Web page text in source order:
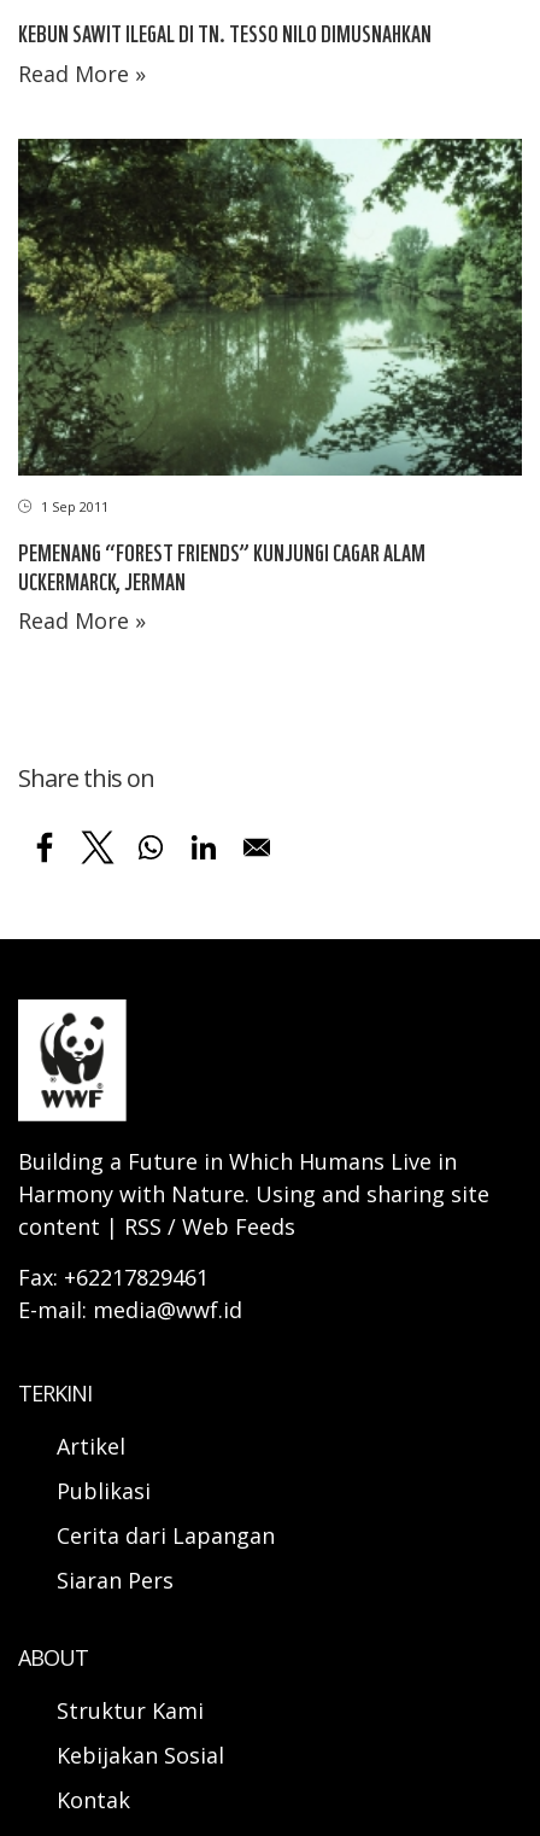
KEBUN SAWIT ILEGAL DI TN. TESSO NILO DIMUSNAHKAN
Read More »
1 Sep 2011
PEMENANG “FOREST FRIENDS” KUNJUNGI CAGAR ALAM
UCKERMARCK, JERMAN
Read More »
Share this on
Building a Future in Which Humans Live in
Harmony with Nature. Using and sharing site
content | RSS / Web Feeds
Fax: +62217829461
E-mail: media@wwf.id
TERKINI
Artikel
Publikasi
Cerita dari Lapangan
Siaran Pers
ABOUT
Struktur Kami
Kebijakan Sosial
Kontak